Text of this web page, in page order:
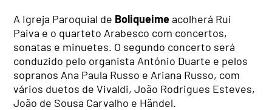
A Igreja Paroquial de Boliqueimeacolherá Rui
Paiva e o quarteto Arabesco com concertos,
sonatas e minuetes. O segundo concerto será
conduzido pelo organista António Duarte e pelos
sopranos Ana Paula Russo e Ariana Russo, com
vários duetos de Vivaldi, João Rodrigues Esteves,
João de Sousa Carvalho e Händel.